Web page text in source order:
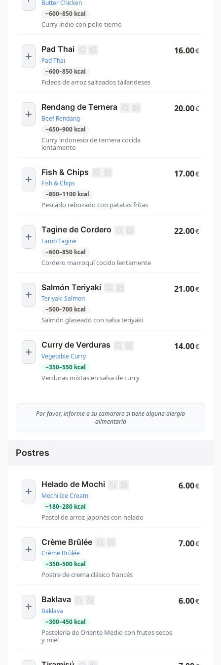
Butter Chicken
~600–850 kcal
Curry indio con pollo tierno
Pad Thai
Pad Thai
~600–850 kcal
Fideos de arroz salteados tailandeses
16.00€
Rendang de Ternera
Beef Rendang
~650–900 kcal
Curry indonesio de ternera cocida
lentamente
20.00€
Fish & Chips
Fish & Chips
~800–1100 kcal
Pescado rebozado con patatas fritas
17.00€
Tagine de Cordero
Lamb Tagine
~600–850 kcal
Cordero marroquí cocido lentamente
22.00€
Salmón Teriyaki
Teriyaki Salmon
~500–700 kcal
Salmón glaseado con salsa teriyaki
21.00€
Curry de Verduras
Vegetable Curry
~350–550 kcal
Verduras mixtas en salsa de curry
14.00€
Por favor, informe a su camarero si tiene alguna alergia
alimentaria
Postres
Helado de Mochi
Mochi Ice Cream
~180–280 kcal
Pastel de arroz japonés con helado
6.00€
Crème Brûlée
Crème Brûlée
~350–500 kcal
Postre de crema clásico francés
7.00€
Baklava
Baklava
~300–450 kcal
Pastelería de Oriente Medio con frutos secos
y miel
6.00€